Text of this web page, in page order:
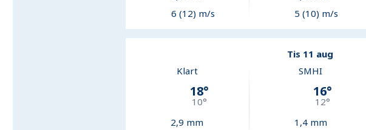
6 (12) m/s
5 (10) m/s
Tis 11 aug
Klart
18°
10°
2,9 mm
SMHI
16°
12°
1,4mm